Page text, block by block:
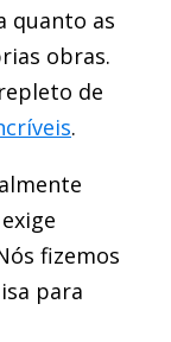
quanto as
obras.
de
.
fizemos
para